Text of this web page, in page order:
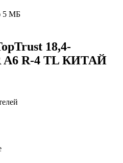
5 МБ
18,4-
A6 R-4 TL КИТАЙ